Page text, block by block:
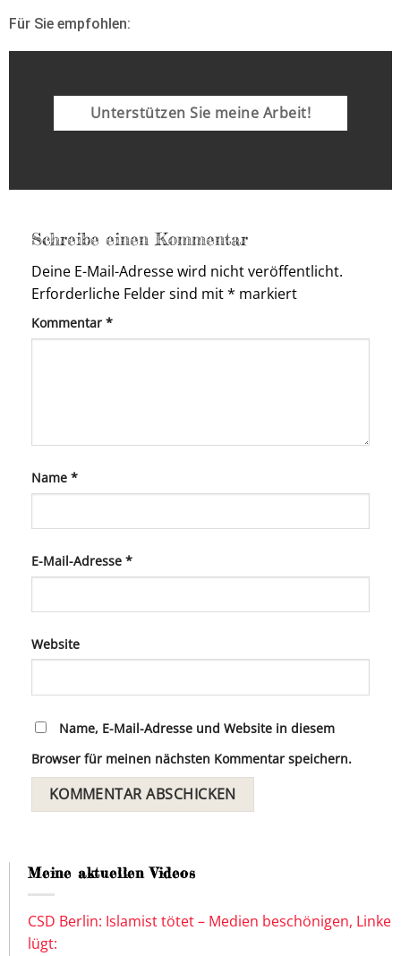
Für Sie empfohlen:
Unterstützen Sie meine Arbeit!
Schreibe einen Kommentar
Deine E-Mail-Adresse wird nicht veröffentlicht.
Erforderliche Felder sind mit* markiert
Kommentar *
Name *
E-Mail-Adresse *
Website
Name, E-Mail-Adresse und Website in diesem
Browser für meinen nächsten Kommentar speichern.
Meine aktuellen Videos
CSD Berlin: Islamist tötet – Medien beschönigen, Linke
lügt: